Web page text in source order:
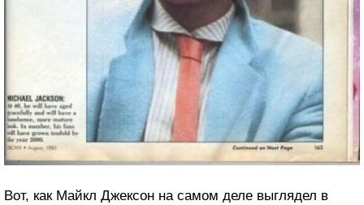
Вот, как Майкл Джексон на самом деле выглядел в